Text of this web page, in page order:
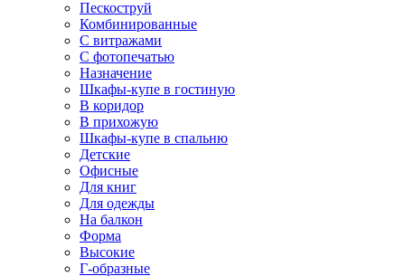
Пескоструй
Комбинированные
С витражами
С фотопечатью
Назначение
Шкафы-купе в гостиную
В коридор
В прихожую
Шкафы-купе в спальню
Детские
Офисные
Для книг
Для одежды
На балкон
Форма
Высокие
Г-образные